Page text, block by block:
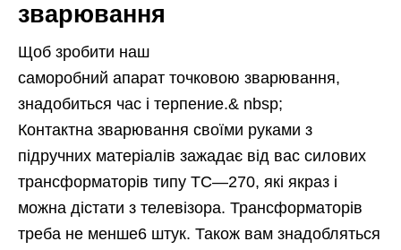
зварювання
Щоб зробити наш
саморобний апарат точковою зварювання,
знадобиться час і терпение.& nbsp;
Контактна зварювання своїми руками з
підручних матеріалів зажадає від вас силових
трансформаторів типу ТС—270, які якраз і
можна дістати з телевізора. Трансформаторів
треба не менше6 штук. Також вам знадобляться